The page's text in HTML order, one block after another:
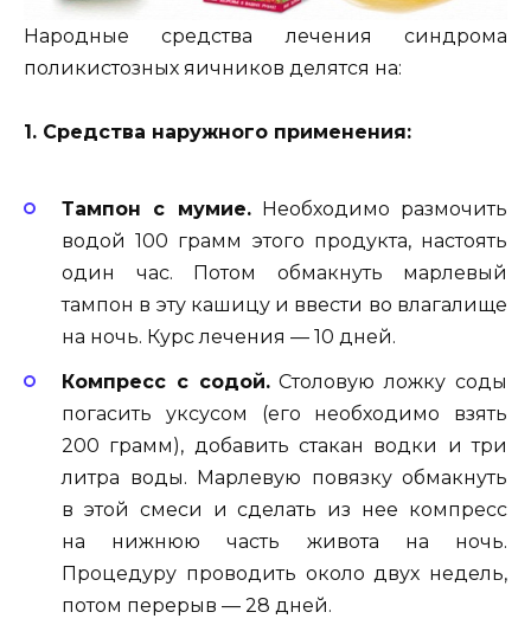
Народные средства лечения синдрома
поликистозных яичников делятся на:
1. Средства наружного применения:
Тампон с мумие.Необходимо размочить
водой 100 грамм этого продукта, настоять
один час. Потом обмакнуть марлевый
тампон в эту кашицу и ввести во влагалище
на ночь. Курс лечения — 10 дней.
Компресс с содой.Столовую ложку соды
погасить уксусом (его необходимо взять
200 грамм), добавить стакан водки и три
литра воды. Марлевую повязку обмакнуть
в этой смеси и сделать из нее компресс
на нижнюю часть живота на ночь.
Процедуру проводить около двух недель,
потом перерыв — 28 дней.